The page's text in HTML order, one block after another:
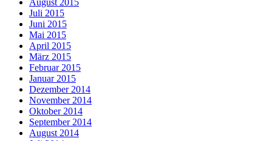
Juli 2015
Juni 2015
Mai 2015
April 2015
März 2015
Februar 2015
Januar 2015
Dezember 2014
November 2014
Oktober 2014
September 2014
August 2014